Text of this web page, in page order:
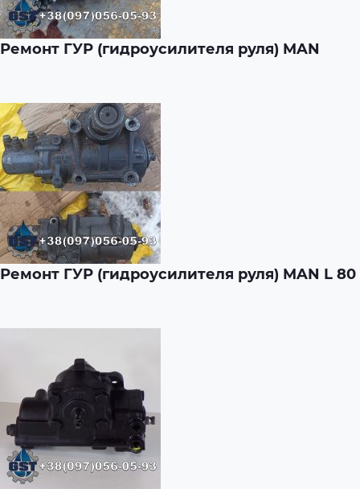
Ремонт ГУР (гидроусилителя руля) MAN
Ремонт ГУР (гидроусилителя руля) MAN L 80